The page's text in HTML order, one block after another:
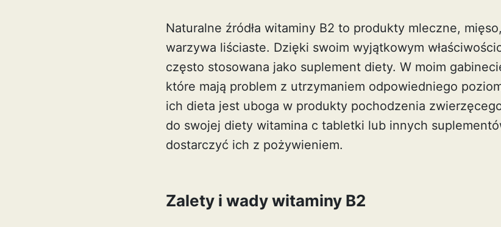
Naturalne źródła witaminy B2 to produkty mleczne,
warzywa liściaste. Dzięki swoim wyjątkowym
często stosowana jako suplement diety. W moim
które mają problem z utrzymaniem odpowiedniego
ich dieta jest uboga w produkty pochodzenia
do swojej diety witamina c tabletki lub innych
dostarczyć ich z pożywieniem.
Zalety i wady witaminy B2